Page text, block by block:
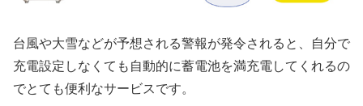
台風や大雪などが予想される警報が発令されると、自分で
充電設定しなくても自動的に蓄電池を満充電してくれるの
でとても便利なサービスです。